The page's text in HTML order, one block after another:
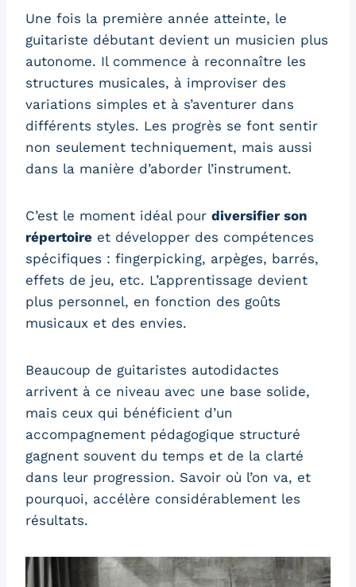
Une fois la première année atteinte, le
guitariste débutant devient un musicien plus
autonome. Il commence à reconnaître les
structures musicales, à improviser des
variations simples et à s’aventurer dans
différents styles. Les progrès se font sentir
non seulement techniquement, mais aussi
dans la manière d’aborder l’instrument.
C’est le moment idéal pour diversifier son
répertoire et développer des compétences
spécifiques : fingerpicking, arpèges, barrés,
effets de jeu, etc. L’apprentissage devient
plus personnel, en fonction des goûts
musicaux et des envies.
Beaucoup de guitaristes autodidactes
arrivent à ce niveau avec une base solide,
mais ceux qui bénéficient d’un
accompagnement pédagogique structuré
gagnent souvent du temps et de la clarté
dans leur progression. Savoir où l’on va, et
pourquoi, accélère considérablement les
résultats.